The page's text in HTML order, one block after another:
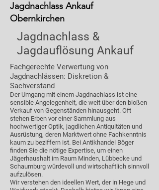
Jagdnachlass Ankauf
Obernkirchen
Jagdnachlass &
Jagdauflösung Ankauf
Fachgerechte Verwertung von
Jagdnachlässen: Diskretion &
Sachverstand
Der Umgang mit einem Jagdnachlass ist eine
sensible Angelegenheit, die weit über den bloßen
Verkauf von Gegenständen hinausgeht. Oft
stehen Erben vor einer Sammlung aus
hochwertiger Optik, jagdlichen Antiquitäten und
Ausrüstung, deren Marktwert ohne Fachkenntnis
kaum zu beziffern ist. Bei Antikhandel Böger
finden Sie die nötige Expertise, um einen
Jägerhaushalt im Raum Minden, Lübbecke und
Schaumburg würdevoll und wirtschaftlich sinnvoll
aufzulösen.
Wir verstehen den ideellen Wert, der in Hege und